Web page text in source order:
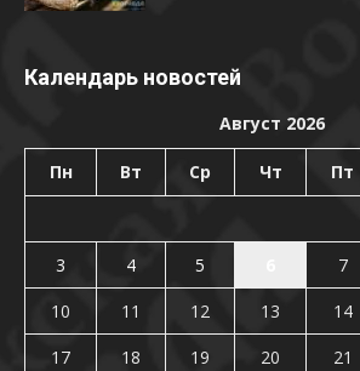
Календарь новостей
Август 2026
Пн Вт Ср Чт Пт
3
4 5 7
10
11 12 13 14
17
18 19 20 21